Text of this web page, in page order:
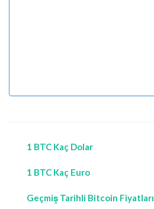
1 BTC Kaç Dolar
1 BTC Kaç Euro
Geçmiş Tarihli Bitcoin Fiyatları